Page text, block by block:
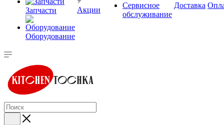
Запчасти
Оборудование
Акции
Сервисное
обслуживание
Доставка